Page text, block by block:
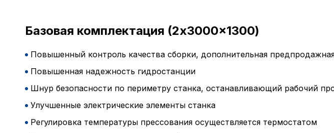
Базовая комплектация (2x3000x1300)
Повышенный контроль качества сборки, дополнительная
Повышенная надежность гидростанции
Шнур безопасности по периметру станка, останавливающий рабочий
Улучшенные электрические элементы станка
Регулировка температуры прессования осуществляется термостатом